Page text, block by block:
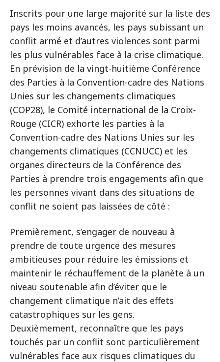
Inscrits pour une large majorité sur la liste des
pays les moins avancés, les pays subissant un
conflit armé et d’autres violences sont parmi
les plus vulnérables face à la crise climatique.
En prévision de la vingt-huitième Conférence
des Parties à la Convention-cadre des Nations
Unies sur les changements climatiques
(COP28), le Comité international de la Croix-
Rouge (CICR) exhorte les parties à la
Convention-cadre des Nations Unies sur les
changements climatiques (CCNUCC) et les
organes directeurs de la Conférence des
Parties à prendre trois engagements afin que
les personnes vivant dans des situations de
conflit ne soient pas laissées de côté :
Premièrement, s’engager de nouveau à
prendre de toute urgence des mesures
ambitieuses pour réduire les émissions et
maintenir le réchauffement de la planète à un
niveau soutenable afin d’éviter que le
changement climatique n’ait des effets
catastrophiques sur les gens.
Deuxièmement, reconnaître que les pays
touchés par un conflit sont particulièrement
vulnérables face aux risques climatiques du